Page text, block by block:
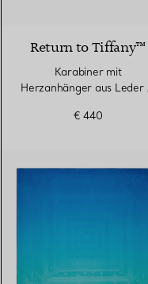
Return to Tiffany™
Karabiner mit
Herzanhänger aus Leder
€ 440